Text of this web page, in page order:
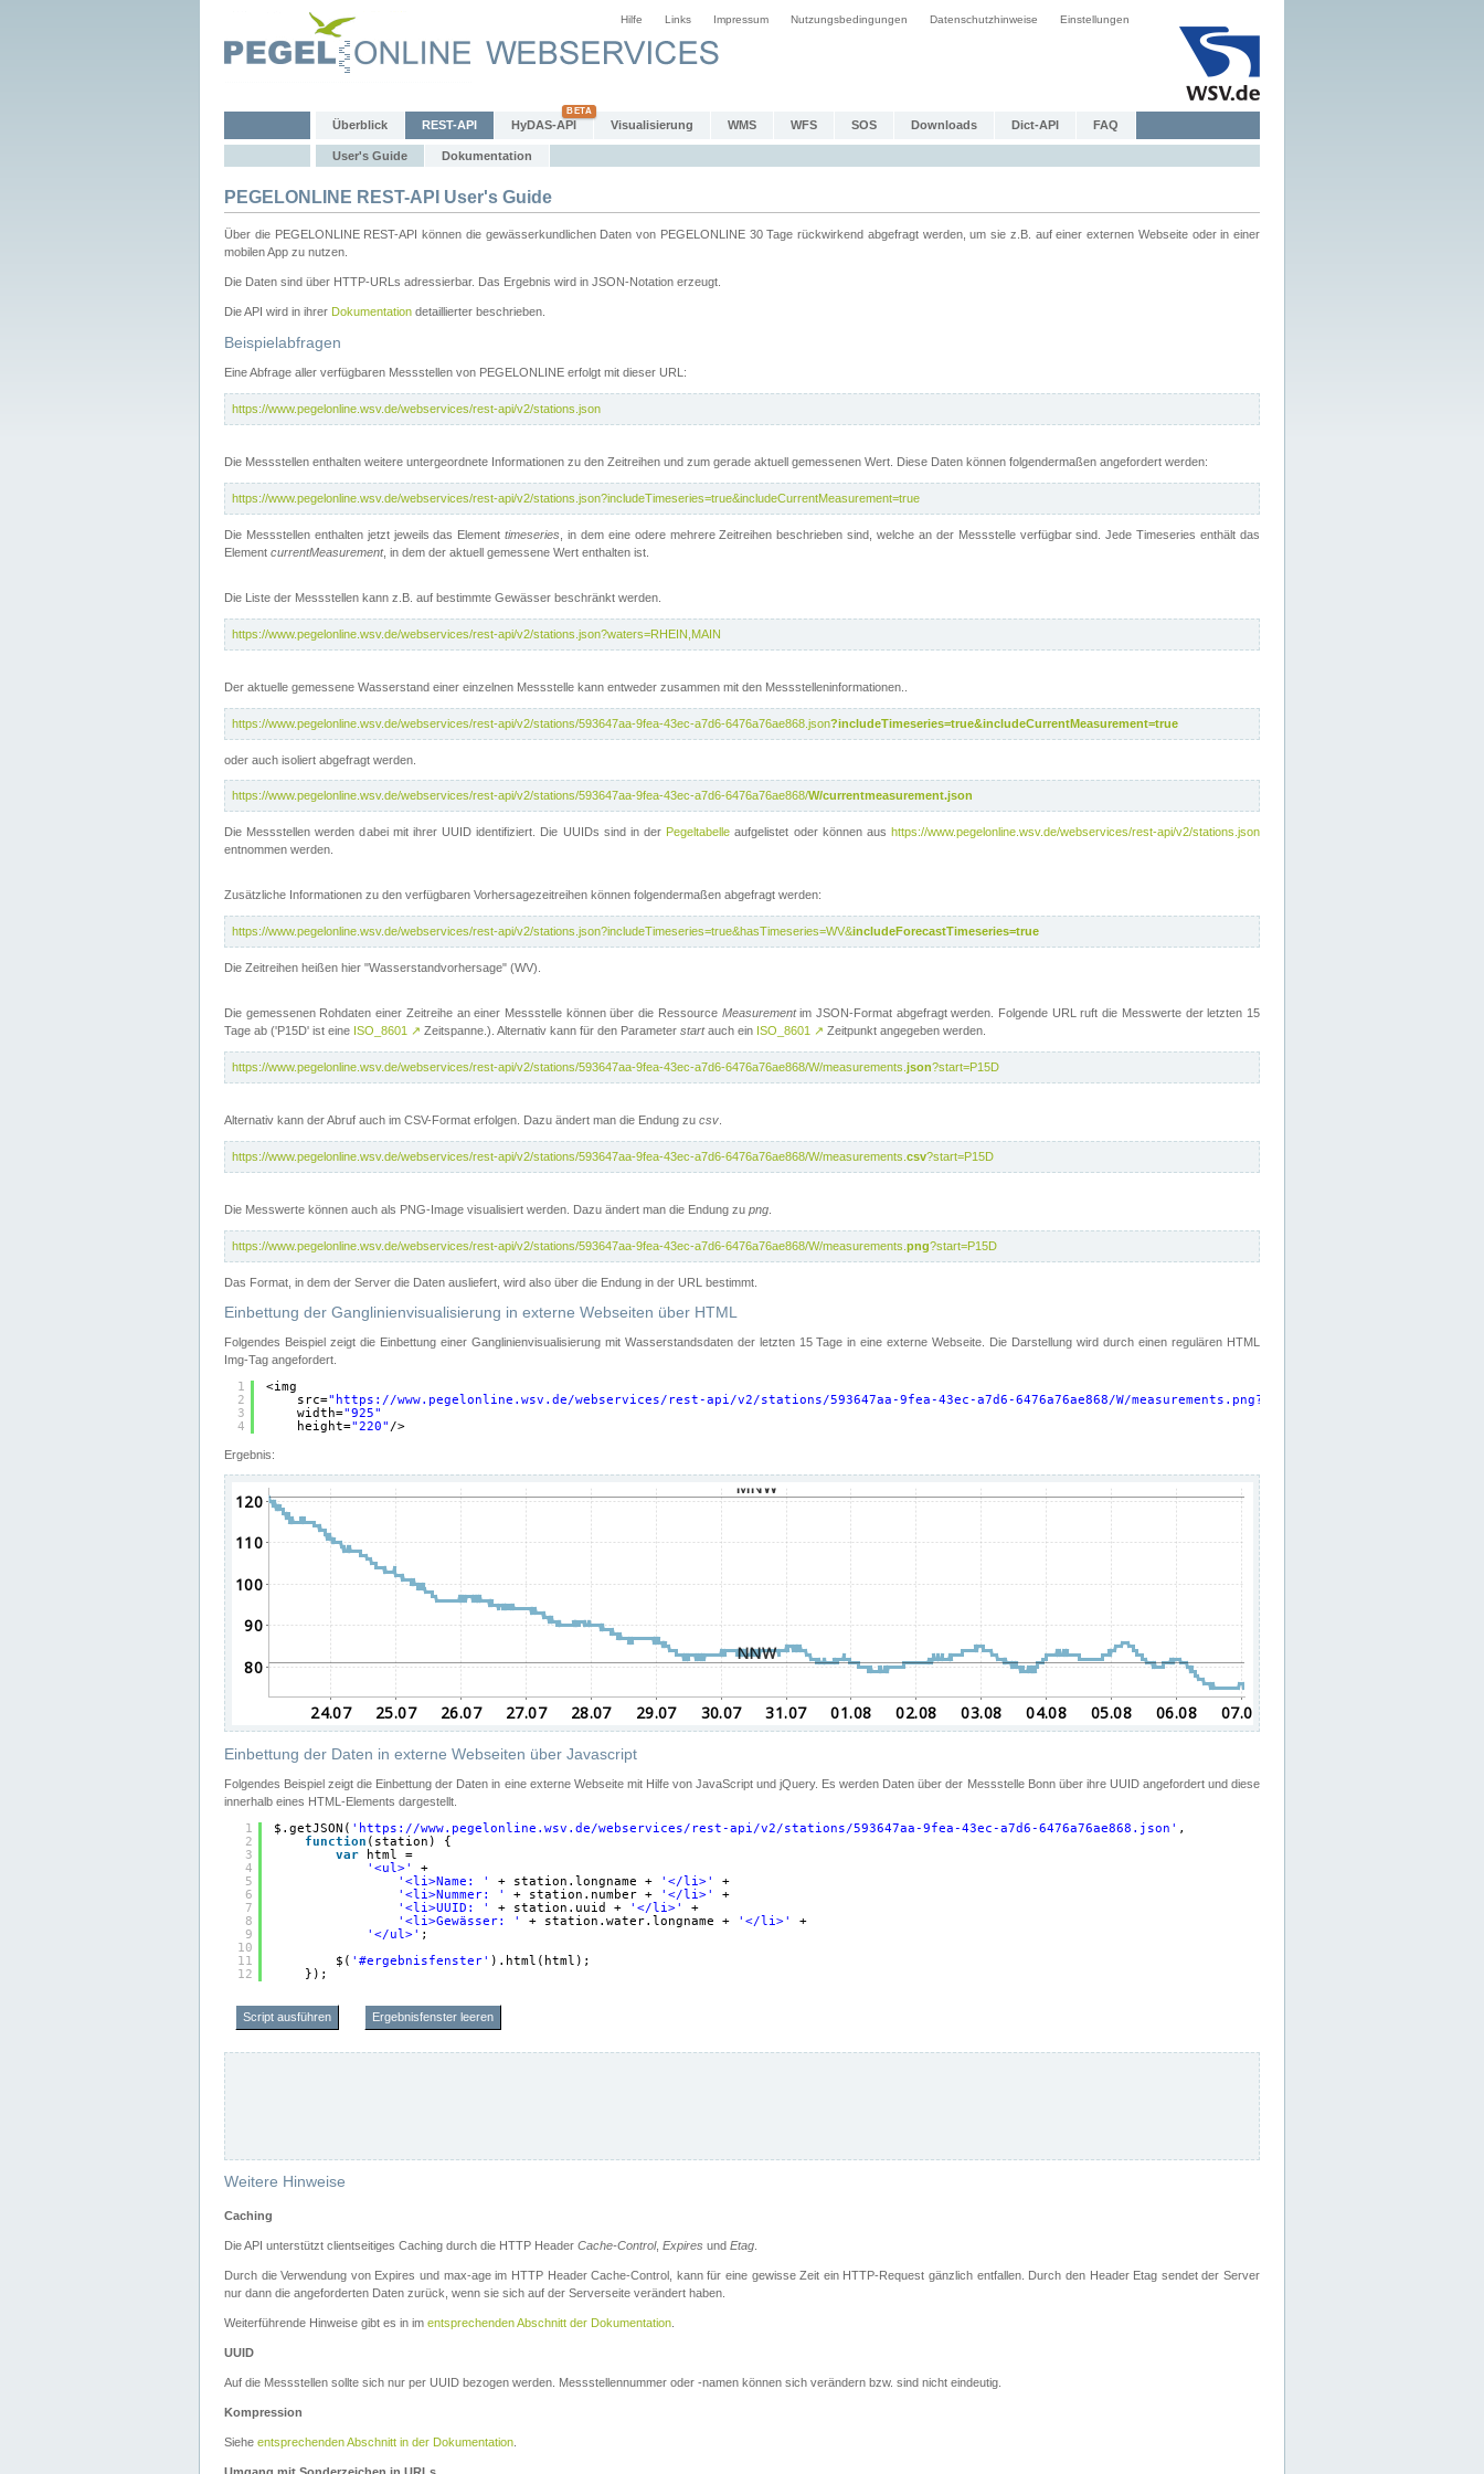
Hilfe Links Impressum Nutzungsbedingungen Datenschutzhinweise Einstellungen
Überblick REST-API HyDAS-API Visualisierung WMS WFS SOS Downloads Dict-API FAQ
User's Guide Dokumentation
PEGELONLINE REST-API User's Guide
Über die PEGELONLINE REST-API können die gewässerkundlichen Daten von PEGELONLINE 30 Tage rückwirkend abgefragt werden, um sie z.B. auf einer externen Webseite oder in einer
mobilen App zu nutzen.
Die Daten sind über HTTP-URLs adressierbar. Das Ergebnis wird in JSON-Notation erzeugt.
Die API wird in ihrer Dokumentation detaillierter beschrieben.
Beispielabfragen
Eine Abfrage aller verfügbaren Messstellen von PEGELONLINE erfolgt mit dieser URL:
https://www.pegelonline.wsv.de/webservices/rest-api/v2/stations.json
Die Messstellen enthalten weitere untergeordnete Informationen zu den Zeitreihen und zum gerade aktuell gemessenen Wert. Diese Daten können folgendermaßen angefordert werden:
https://www.pegelonline.wsv.de/webservices/rest-api/v2/stations.json?includeTimeseries=true&includeCurrentMeasurement=true
Die Messstellen enthalten jetzt jeweils das Elementtimeseries , in dem eine odere mehrere Zeitreihen beschrieben sind, welche an der Messstelle verfügbar sind. Jede Timeseries enthält das
Element currentMeasurement, in dem der aktuell gemessene Wert enthalten ist.
Die Liste der Messstellen kann z.B. auf bestimmte Gewässer beschränkt werden.
https://www.pegelonline.wsv.de/webservices/rest-api/v2/stations.json?waters=RHEIN,MAIN
Der aktuelle gemessene Wasserstand einer einzelnen Messstelle kann entweder zusammen mit den Messstelleninformationen..
https://www.pegelonline.wsv.de/webservices/rest-api/v2/stations/593647aa-9fea-43ec-a7d6-6476a76ae868.json?includeTimeseries=true&includeCurrentMeasurement=true
oder auch isoliert abgefragt werden.
https://www.pegelonline.wsv.de/webservices/rest-api/v2/stations/593647aa-9fea-43ec-a7d6-6476a76ae868/W/currentmeasurement.json
Die Messstellen werden dabei mit ihrer UUID identifiziert. Die UUIDs sind in der Pegeltabelle aufgelistet oder können aushttps://www.pegelonline.wsv.de/webservices/rest-api/v2/stations.json
entnommen werden.
Zusätzliche Informationen zu den verfügbaren Vorhersagezeitreihen können folgendermaßen abgefragt werden:
https://www.pegelonline.wsv.de/webservices/rest-api/v2/stations.json?includeTimeseries=true&hasTimeseries=WV&includeForecastTimeseries=true
Die Zeitreihen heißen hier "Wasserstandvorhersage" (WV).
Die gemessenen Rohdaten einer Zeitreihe an einer Messstelle können über die Ressource Measurementim JSON-Format abgefragt werden. Folgende URL ruft die Messwerte der letzten 15
Tage ab ('P15D' ist eine ISO_8601 ↗ Zeitspanne.). Alternativ kann für den Parameter startauch ein ISO_8601 ↗ Zeitpunkt angegeben werden.
https://www.pegelonline.wsv.de/webservices/rest-api/v2/stations/593647aa-9fea-43ec-a7d6-6476a76ae868/W/measurements. json?start=P15D
Alternativ kann der Abruf auch im CSV-Format erfolgen. Dazu ändert man die Endung zu csv
https://www.pegelonline.wsv.de/webservices/rest-api/v2/stations/593647aa-9fea-43ec-a7d6-6476a76ae868/W/measurements. csv?start=P15D
Die Messwerte können auch als PNG-Image visualisiert werden. Dazu ändert man die Endung zu png
https://www.pegelonline.wsv.de/webservices/rest-api/v2/stations/593647aa-9fea-43ec-a7d6-6476a76ae868/W/measurements. png?start=P15D
Das Format, in dem der Server die Daten ausliefert, wird also über die Endung in der URL bestimmt.
Einbettung der Ganglinienvisualisierung in externe Webseiten über HTML
Folgendes Beispiel zeigt die Einbettung einer Ganglinienvisualisierung mit Wasserstandsdaten der letzten 15 Tage in eine externe Webseite. Die Darstellung wird durch einen regulären HTML
Img-Tag angefordert.
1
2
3
4
<img
src=" https://www.pegelonline.wsv.de/webservices/rest-api/v2/stations/593647aa-9fea-43ec-a7d6-6476a76ae868/W/
width="925"
height="220" />
Ergebnis:
Einbettung der Daten in externe Webseiten über Javascript
Folgendes Beispiel zeigt die Einbettung der Daten in eine externe Webseite mit Hilfe von JavaScript und jQuery. Es werden Daten über der Messstelle Bonn über ihre UUID angefordert und diese
innerhalb eines HTML-Elements dargestellt.
1
2
3
4
5
6
7
8
9
10
11
12
$.getJSON( ' https://www.pegelonline.wsv.de/webservices/rest-api/v2/stations/593647aa-9fea-43ec-a7d6-6476a76ae868.json ' ,
function (station) {
var
html =
'<ul>'
+
'<li>Name: '
+ station.longname + '</li>'
+
'<li>Nummer: '
+ station.number + '</li>'
+
'<li>UUID: '
+ station.uuid + '</li>'
+
'<li>Gewässer: '
+ station.water.longname + '</li>'
+
'</ul>' ;
$( '#ergebnisfenster' ).html(html);
});
Script ausführen Ergebnisfenster leeren
Weitere Hinweise
Caching
Die API unterstützt clientseitiges Caching durch die HTTP Header Cache-Control, Expires und Etag.
Durch die Verwendung von Expires und max-age im HTTP Header Cache-Control, kann für eine gewisse Zeit ein HTTP-Request gänzlich entfallen. Durch den Header Etag sendet der Server
nur dann die angeforderten Daten zurück, wenn sie sich auf der Serverseite verändert haben.
Weiterführende Hinweise gibt es in im entsprechenden Abschnitt der Dokumentation.
UUID
Auf die Messstellen sollte sich nur per UUID bezogen werden. Messstellennummer oder -namen können sich verändern bzw. sind nicht eindeutig.
Kompression
Siehe entsprechenden Abschnitt in der Dokumentation.